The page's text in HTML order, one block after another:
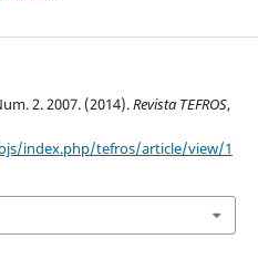
2. 2007. (2014).Revista TEFROS,
index.php/tefros/article/view/1